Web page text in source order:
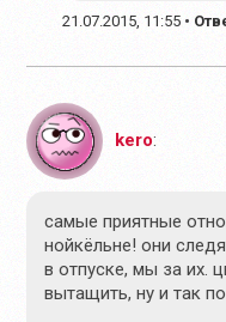
21.07.2015, 11:55 •
kero:
самые приятные
нойкёльне! они
в отпуске, мы за их.
вытащить, ну и так